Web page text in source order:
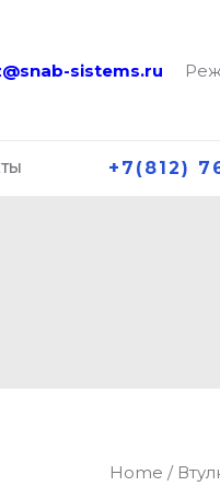
sistems.ru
+7(812)
Home /
RCK